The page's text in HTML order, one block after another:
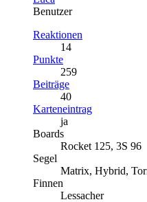
Benutzer
Reaktionen
14
Punkte
259
Beiträge
40
Karteneintrag
ja
Boards
Rocket 125, 3S 96
Segel
Matrix, Hybrid,
Finnen
Lessacher